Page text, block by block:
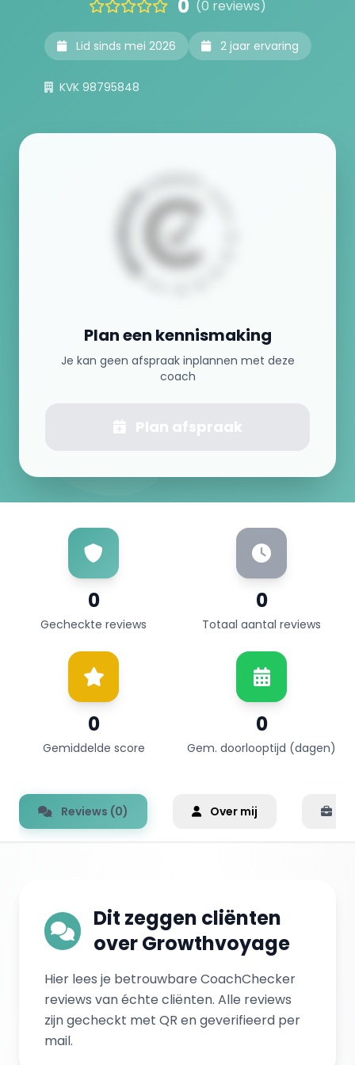
0 (0 reviews)
Lid sinds mei 2026 2 jaar ervaring
KVK 98795848
Plan een kennismaking
Je kan geen afspraak inplannen met deze
coach
Plan afspraak
0
Gecheckte reviews
0
Totaal aantal reviews
0
Gemiddelde score
0
Gem. doorlooptijd (dagen)
Reviews (0) Over mij
Dit zeggen cliënten
over Growthvoyage
Hier lees je betrouwbare CoachChecker
reviews van échte cliënten. Alle reviews
zijn gecheckt met QR en geverifieerd per
mail.